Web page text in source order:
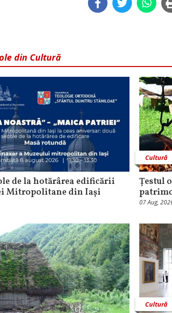
din Cultură
de la hotărârea edificării
Mitropolitane din Iași
Cultură
Țestul
07 Aug,
Cultură